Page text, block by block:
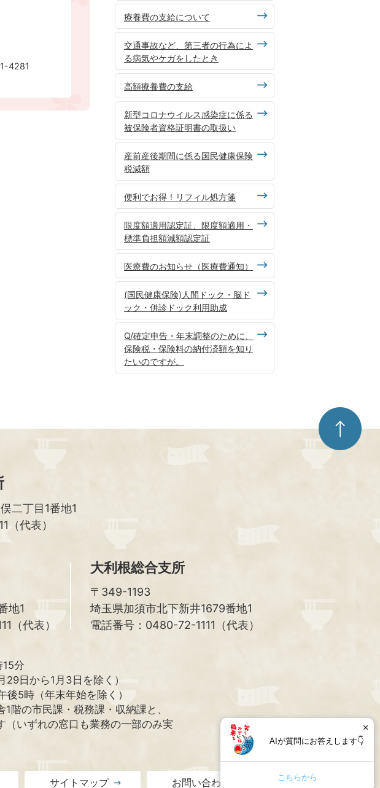
4281
療養費の支給について
交通事故など、第三者の行為によ
る病気やケガをしたとき
高額療養費の支給
新型コロナウイルス感染症に係る
被保険者資格証明書の取扱い
産前産後期間に係る国民健康保険
税減額
便利でお得！リフィル処方箋
限度額適用認定証、限度額適用・
標準負担額減額認定証
医療費のお知らせ（医療費通知）
(国民健康保険)人間ドック・脳ド
ック・併診ドック利用助成
Q/確定申告・年末調整のために、
保険税・保険料の納付済額を知り
たいのですが。
ペ
ー
ジ
二丁目1番地1
（代表）
地1
（代表）
大利根総合支所
〒349-1193
埼玉県加須市北下新井1679番地1
電話番号：0480-72-1111（代表）
分
29日から1月3日を除く）
5時（年末年始を除く）
階の市民課・税務課・収納課と、
（いずれの窓口も業務の一部のみ実
サイトマップ お問い合わせ
AIが質問にお答えします👇
こちらから
×